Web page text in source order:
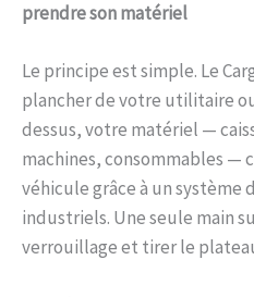
prendre son matériel
Le principe est simple. Le
plancher de votre utilitaire
dessus, votre matériel —
machines, consommables —
véhicule grâce à un système
industriels. Une seule main
verrouillage et tirer le